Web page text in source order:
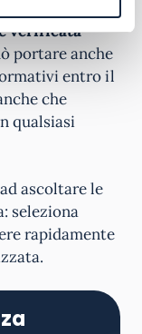
verificata
portare anche
entro il
che
qualsiasi
ascoltare le
seleziona
rapidamente